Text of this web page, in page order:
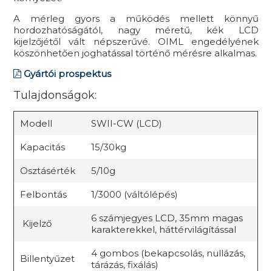
A mérleg gyors a működés mellett könnyű
hordozhatóságától, nagy méretű, kék LCD
kijelzőjétől vált népszerűvé. OIML engedélyének
köszönhetően joghatással történő mérésre alkalmas.
Gyártói prospektus
Tulajdonságok:
Modell SWII-CW (LCD)
Kapacitás 15/30kg
Osztásérték 5/10g
Felbontás 1/3000 (váltólépés)
Kijelző
6 számjegyes LCD, 35mm magas
karakterekkel, háttérvilágítással
Billentyűzet
4 gombos (bekapcsolás, nullázás,
tárázás, fixálás)